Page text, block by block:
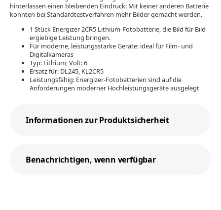
hinterlassen einen bleibenden Eindruck: Mit keiner anderen Batterie
konnten bei Standardtestverfahren mehr Bilder gemacht werden.
1 Stück Energizer 2CR5 Lithium-Fotobatterie, die Bild für Bild
ergiebige Leistung bringen.
Für moderne, leistungsstarke Geräte: ideal für Film- und
Digitalkameras
Typ: Lithium; Volt: 6
Ersatz für: DL245, KL2CR5
Leistungsfähig: Energizer-Fotobatterien sind auf die
Anforderungen moderner Hochleistungsgeräte ausgelegt
Informationen zur Produktsicherheit
Benachrichtigen, wenn verfügbar